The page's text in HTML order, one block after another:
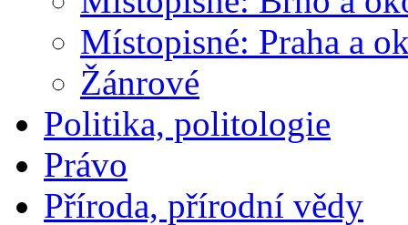
Místopisné: Praha a
Žánrové
Politika, politologie
Právo
Příroda, přírodní vědy